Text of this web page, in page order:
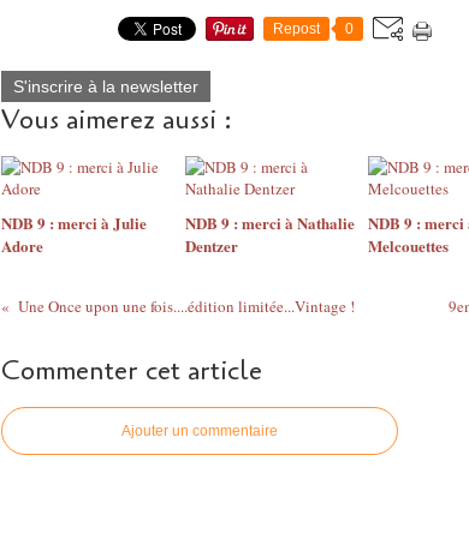
Repost 0
S'inscrire à la newsletter
Vous aimerez aussi :
NDB 9 : merci à Julie
Adore
NDB 9 : merci à Nathalie
Dentzer
NDB 9 : merci
Melcouettes
Une Once upon une fois....édition limitée...Vintage !
Commenter cet article
Ajouter un commentaire